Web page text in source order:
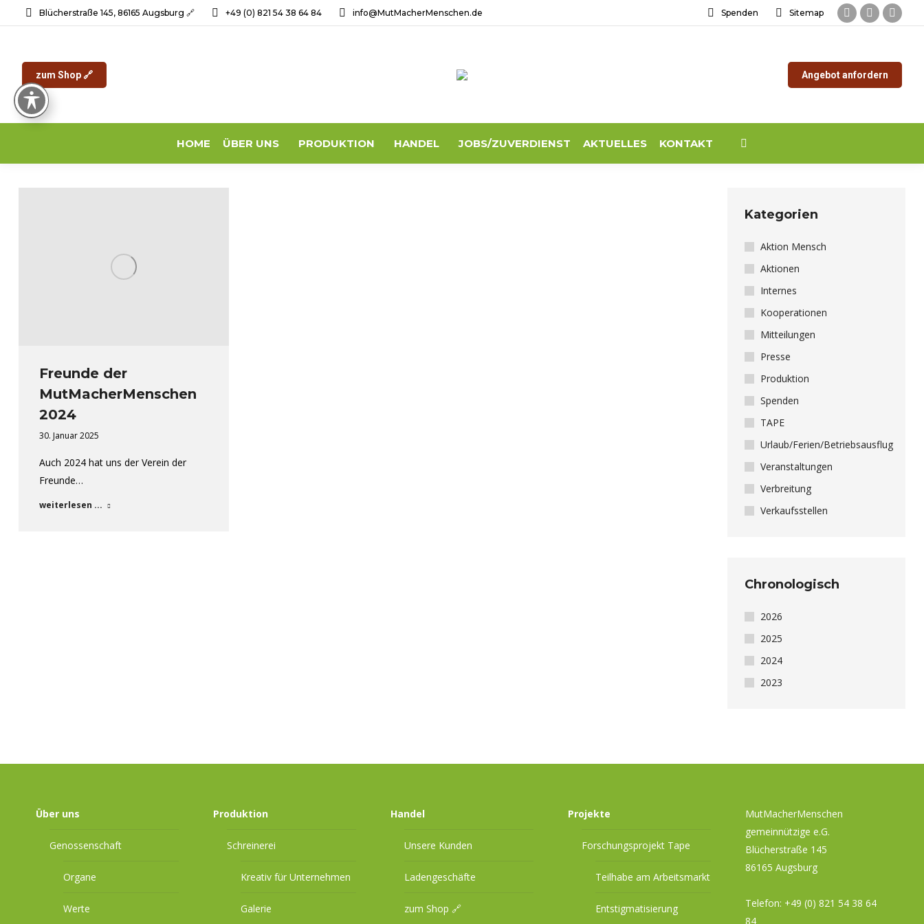
Blücherstraße 145, 86165 Augsburg 🔗 +49 (0) 821 54 38 64 84 info@MutMacherMenschen.de Spenden Sitemap
Facebook
opens
in
Instagram
opens
in
opens
zum Shop 🔗 Angebot anfordern
HOME ÜBER UNS PRODUKTION HANDEL JOBS/ZUVERDIENST AKTUELLES KONTAKT Search:
Freunde der
MutMacherMenschen
2024
30. Januar 2025
Auch 2024 hat uns der Verein der
Freunde…
weiterlesen ...
Kategorien
Aktion Mensch
Aktionen
Internes
Kooperationen
Mitteilungen
Presse
Produktion
Spenden
TAPE
Urlaub/Ferien/Betriebsausflug
Veranstaltungen
Verbreitung
Verkaufsstellen
Chronologisch
2026
2025
2024
2023
Über uns
Genossenschaft
Organe
Werte
Produktion
Schreinerei
Kreativ für Unternehmen
Galerie
Handel
Unsere Kunden
Ladengeschäfte
zum Shop 🔗
Projekte
Forschungsprojekt Tape
Teilhabe am Arbeitsmarkt
Entstigmatisierung
MutMacherMenschen
gemeinnützige e.G.
Blücherstraße 145
86165 Augsburg
Telefon: +49 (0) 821 54 38 64
84